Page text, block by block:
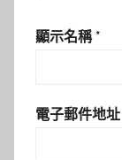
顯示名稱 *
電子郵件地址